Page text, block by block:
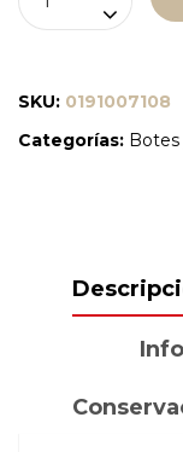
DE
cantidad
SKU: 0191007108
Categorías: Botes